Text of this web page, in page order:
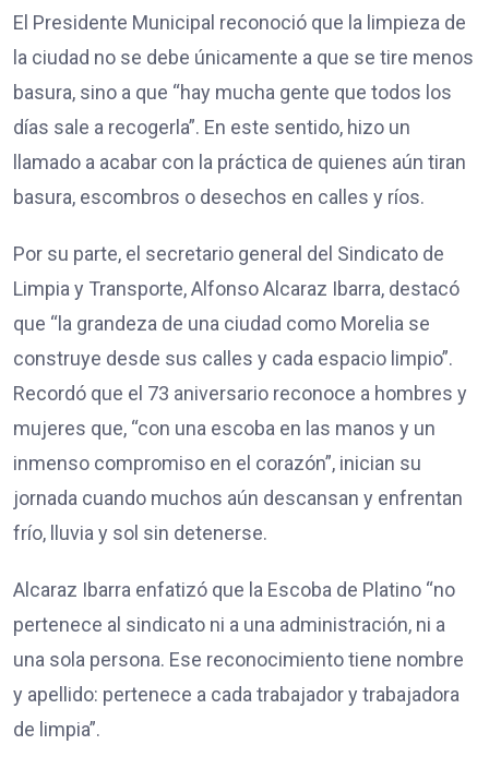
El Presidente Municipal reconoció que la limpieza de
la ciudad no se debe únicamente a que se tire menos
basura, sino a que “hay mucha gente que todos los
días sale a recogerla”. En este sentido, hizo un
llamado a acabar con la práctica de quienes aún tiran
basura, escombros o desechos en calles y ríos.
Por su parte, el secretario general del Sindicato de
Limpia y Transporte, Alfonso Alcaraz Ibarra, destacó
que “la grandeza de una ciudad como Morelia se
construye desde sus calles y cada espacio limpio”.
Recordó que el 73 aniversario reconoce a hombres y
mujeres que, “con una escoba en las manos y un
inmenso compromiso en el corazón”, inician su
jornada cuando muchos aún descansan y enfrentan
frío, lluvia y sol sin detenerse.
Alcaraz Ibarra enfatizó que la Escoba de Platino “no
pertenece al sindicato ni a una administración, ni a
una sola persona. Ese reconocimiento tiene nombre
y apellido: pertenece a cada trabajador y trabajadora
de limpia”.